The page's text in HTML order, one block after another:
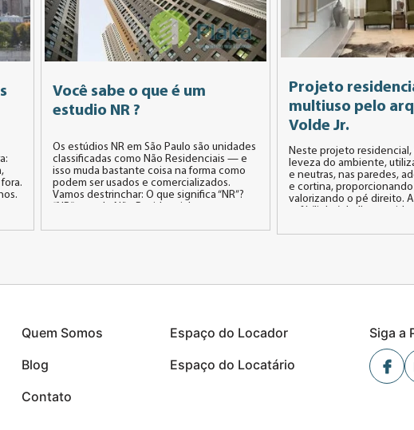
Você sabe o que é um
estudio NR ?
Os estúdios NR em São Paulo são unidades
classificadas como Não Residenciais — e
isso muda bastante coisa na forma como
podem ser usados e comercializados.
Vamos destrinchar: O que significa “NR”?
Municipal nº 16.402/2016, que regula o uso
Projeto
multiuso pelo
Volde Jr.
Neste projeto residencial,
leveza do ambiente,
e neutras, nas paredes,
e cortina,
valorizando o pé direito.
acolhimento e conforto,
Quem Somos
Blog
Contato
Espaço do Locador
Espaço do Locatário
Siga a